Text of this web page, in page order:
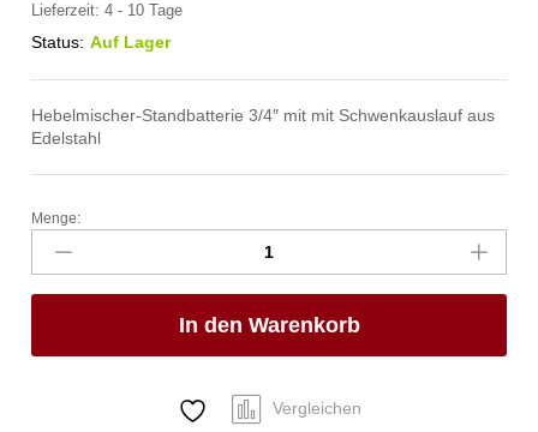
Lieferzeit:4 - 10 Tage
Status: Auf Lager
Hebelmischer-Standbatterie 3/4″ mit mit Schwenkauslauf aus
Edelstahl
master
Standbatterie
3/4"
Anzahl
Menge:
In den Warenkorb
Vergleichen